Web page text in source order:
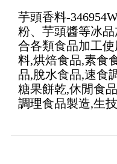
芋頭香料-
粉、芋頭醬等冰
合各類食品加工
料,烘焙食品,素食
品,脫水食品,速食
糖果餅乾,休閒食
調理食品製造,生